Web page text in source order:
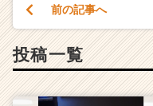
前の記事へ
投稿一覧